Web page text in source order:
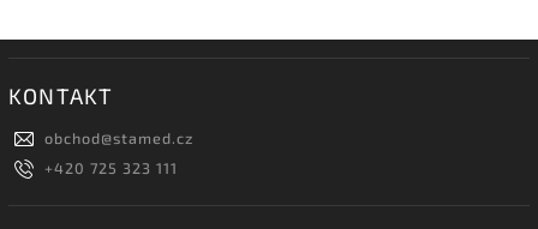
KONTAKT
obchod@stamed.cz
+420 725 323 111